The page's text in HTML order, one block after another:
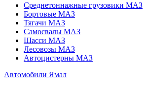
Среднетоннажные грузовики МАЗ
Бортовые МАЗ
Тягачи МАЗ
Самосвалы МАЗ
Шасси МАЗ
Лесовозы МАЗ
Автоцистерны МАЗ
Автомобили Ямал